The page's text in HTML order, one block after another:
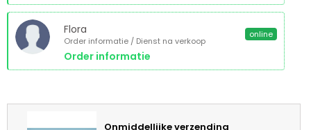
Flora
Order informatie / Dienst na verkoop
Order informatie
online
Onmiddellijke verzending